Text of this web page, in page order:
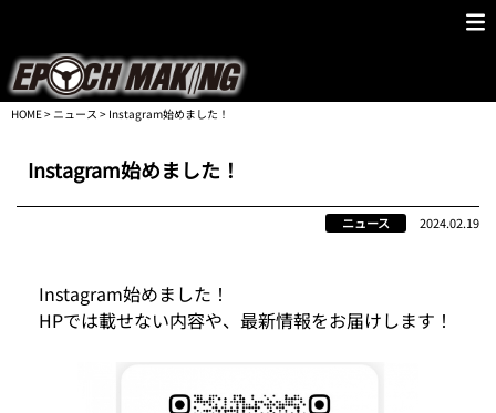
HOME> ニュース > Instagram始めました！
Instagram始めました！
ニュース 2024.02.19
Instagram始めました！
HPでは載せない内容や、最新情報をお届けします！